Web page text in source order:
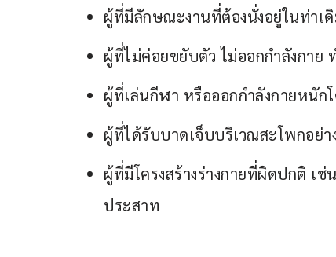
ผู้ที่มีลักษณะงานที่ต้องนั่งอยู่ในท่า
ผู้ที่ไม่ค่อยขยับตัว ไม่ออกกำลังกาย
ผู้ที่เล่นกีฬา หรือออกกำลังกายหนัก
ผู้ที่ได้รับบาดเจ็บบริเวณสะโพกอย่า
ผู้ที่มีโครงสร้างร่างกายที่ผิดปกติ เ
ประสาท